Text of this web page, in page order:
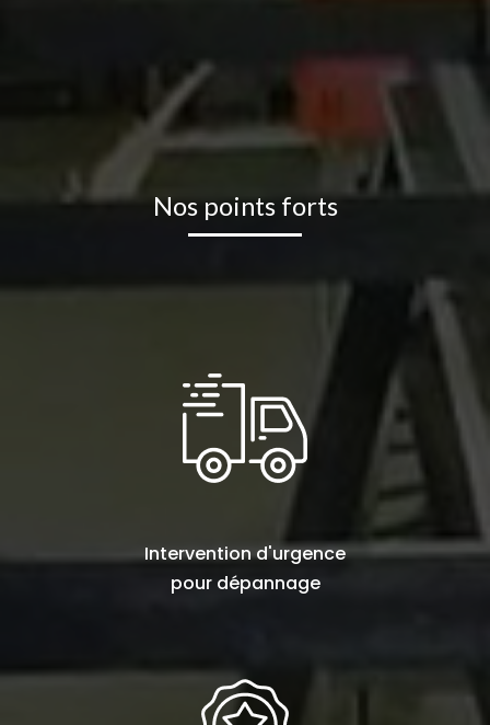
Nos points forts
Intervention d'urgence
pour dépannage